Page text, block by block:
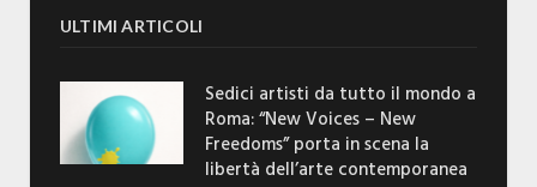
ULTIMI ARTICOLI
Sedici artisti da tutto il mondo a
Roma: “New Voices – New
Freedoms” porta in scena la
libertà dell’arte contemporanea